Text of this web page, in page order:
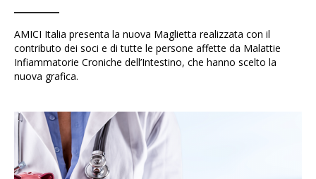
AMICI Italia presenta la nuova Maglietta realizzata con il
contributo dei soci e di tutte le persone affette da Malattie
Infiammatorie Croniche dell’Intestino, che hanno scelto la
nuova grafica.